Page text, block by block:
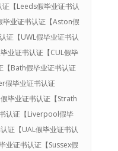
【Leeds假毕业证书认
毕业证书认证【Aston假
证【UWL假毕业证书认
业证书认证【CUL假毕
【Bath假毕业证书认证
假毕业证书认证
毕业证书认证【Strath
认证【Liverpool假毕
证【UAL假毕业证书认
业证书认证【Sussex假